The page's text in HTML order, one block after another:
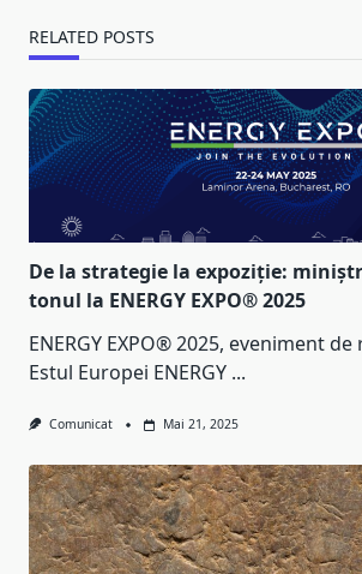
RELATED POSTS
De la strategie la expoziție:
tonul la ENERGY EXPO® 2025
ENERGY EXPO® 2025, eveniment
Estul Europei ENERGY ...
Comunicat Mai 21, 2025